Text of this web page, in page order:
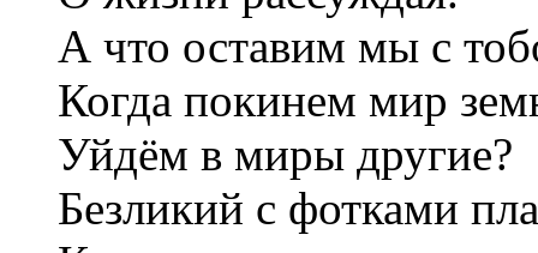
А что оставим мы с
Когда покинем мир
Уйдём в миры другие?
Безликий с фотками